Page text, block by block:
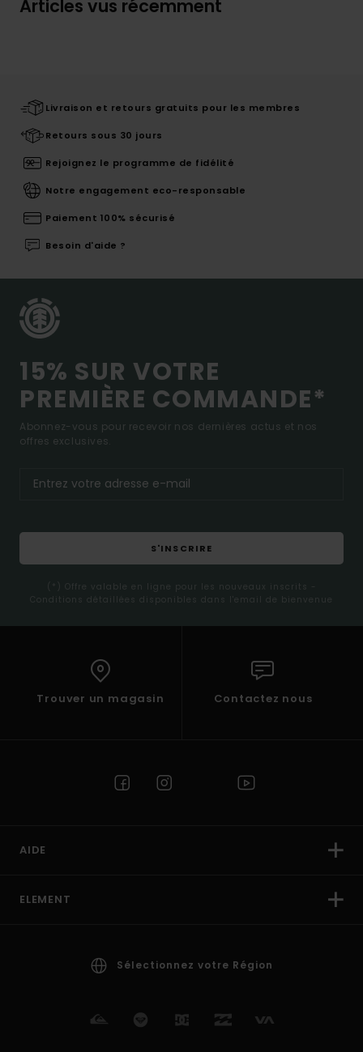
Articles vus récemment
Livraison et retours gratuits pour les membres
Retours sous 30 jours
Rejoignez le programme de fidélité
Notre engagement eco-responsable
Paiement 100% sécurisé
Besoin d'aide ?
15% SUR VOTRE
PREMIÈRE COMMANDE*
Abonnez-vous pour recevoir nos dernières actus et nos
offres exclusives.
S'INSCRIRE
(*) Offre valable en ligne pour les nouveaux inscrits -
Conditions détaillées disponibles dans l'email de bienvenue
Trouver un magasin Contactez nous
AIDE
ELEMENT
Sélectionnez votre Région